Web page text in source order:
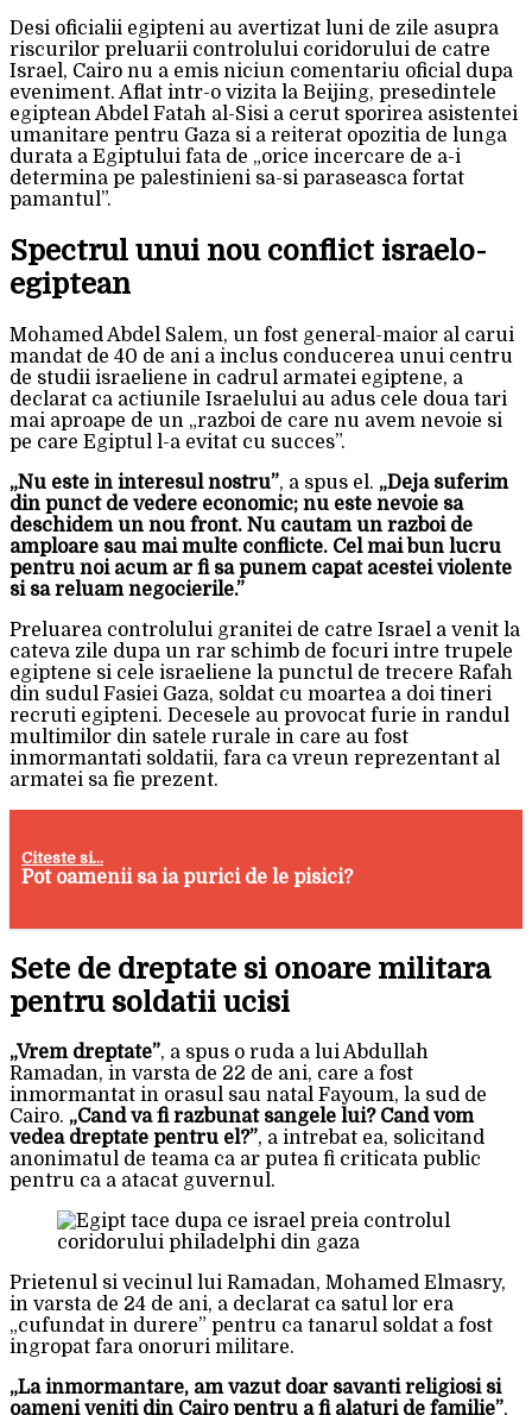
Desi oficialii egipteni au avertizat luni de zile asupra
riscurilor preluarii controlului coridorului de catre
Israel, Cairo nu a emis niciun comentariu oficial dupa
eveniment. Aflat intr-o vizita la Beijing, presedintele
egiptean Abdel Fatah al-Sisi a cerut sporirea asistentei
umanitare pentru Gaza si a reiterat opozitia de lunga
durata a Egiptului fata de „orice incercare de a-i
determina pe palestinieni sa-si paraseasca fortat
pamantul”.
Spectrul unui nou conflict israelo-
egiptean
Mohamed Abdel Salem, un fost general-maior al carui
mandat de 40 de ani a inclus conducerea unui centru
de studii israeliene in cadrul armatei egiptene, a
declarat ca actiunile Israelului au adus cele doua tari
mai aproape de un „razboi de care nu avem nevoie si
pe care Egiptul l-a evitat cu succes”.
„Nu este in interesul nostru”, a spus el. „Deja suferim
din punct de vedere economic; nu este nevoie sa
deschidem un nou front. Nu cautam un razboi de
amploare sau mai multe conflicte. Cel mai bun lucru
pentru noi acum ar fi sa punem capat acestei violente
si sa reluam negocierile.”
Preluarea controlului granitei de catre Israel a venit la
cateva zile dupa un rar schimb de focuri intre trupele
egiptene si cele israeliene la punctul de trecere Rafah
din sudul Fasiei Gaza, soldat cu moartea a doi tineri
recruti egipteni. Decesele au provocat furie in randul
multimilor din satele rurale in care au fost
inmormantati soldatii, fara ca vreun reprezentant al
armatei sa fie prezent.
Citeste si...
Pot oamenii sa ia purici de le pisici?
Sete de dreptate si onoare militara
pentru soldatii ucisi
„Vrem dreptate”, a spus o ruda a lui Abdullah
Ramadan, in varsta de 22 de ani, care a fost
inmormantat in orasul sau natal Fayoum, la sud de
Cairo. „Cand va fi razbunat sangele lui? Cand vom
vedea dreptate pentru el?”, a intrebat ea, solicitand
anonimatul de teama ca ar putea fi criticata public
pentru ca a atacat guvernul.
Prietenul si vecinul lui Ramadan, Mohamed Elmasry,
in varsta de 24 de ani, a declarat ca satul lor era
„cufundat in durere” pentru ca tanarul soldat a fost
ingropat fara onoruri militare.
„La inmormantare, am vazut doar savanti religiosi si
oameni veniti din Cairo pentru a fi alaturi de familie”,